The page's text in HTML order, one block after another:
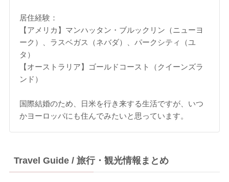
居住経験：
【アメリカ】マンハッタン・ブルックリン（ニューヨ
ーク）、ラスベガス（ネバダ）、パークシティ（ユ
タ）
【オーストラリア】ゴールドコースト（クイーンズラ
ンド）
国際結婚のため、日米を行き来する生活ですが、いつ
かヨーロッパにも住んでみたいと思っています。
Travel Guide / 旅行・観光情報まとめ